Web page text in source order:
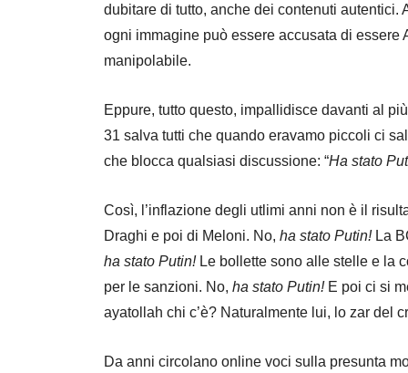
dubitare di tutto, anche dei contenuti autentici.
ogni immagine può essere accusata di
manipolabile.
Eppure, tutto questo, impallidisce davanti al
31 salva tutti che quando eravamo piccoli ci
che blocca qualsiasi discussione: “Ha stato
Così, l’inflazione degli utlimi anni non è il
Draghi e poi di Meloni. No, ha stato Putin! La
ha stato Putin! Le bollette sono alle stelle e la
per le sanzioni. No, ha stato Putin! E poi ci si
ayatollah chi c’è? Naturalmente lui, lo zar del
Da anni circolano online voci sulla presunta